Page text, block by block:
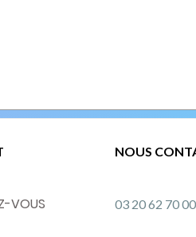
VOUS
NOUS
03 20 62 70 00